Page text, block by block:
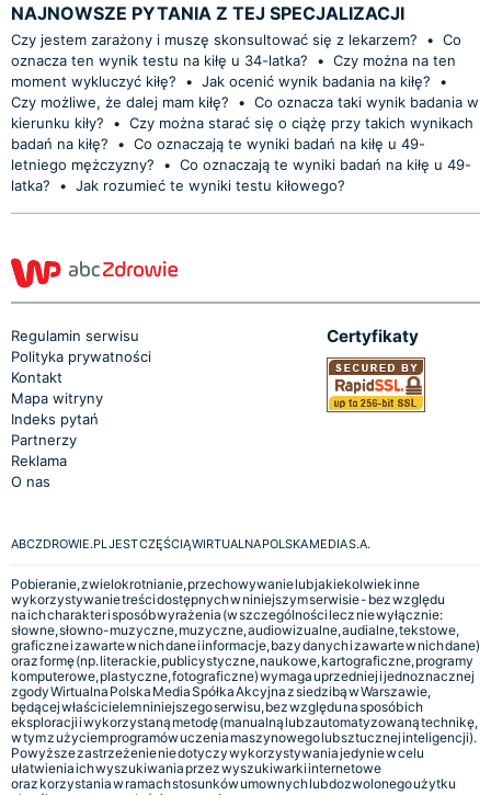
NAJNOWSZE PYTANIA Z TEJ SPECJALIZACJI
Czy jestem zarażony i muszę skonsultować się z lekarzem? • Co
oznacza ten wynik testu na kiłę u 34-latka?
• Czy można na ten
moment wykluczyć kiłę?
• Jak ocenić wynik badania na kiłę?
•
Czy możliwe, że dalej mam kiłę?
• Co oznacza taki wynik badania w
kierunku kiły?
• Czy można starać się o ciążę przy takich wynikach
badań na kiłę?
• Co oznaczają te wyniki badań na kiłę u 49-
letniego mężczyzny?
• Co oznaczają te wyniki badań na kiłę u 49-
latka?
• Jak rozumieć te wyniki testu kiłowego?
Regulamin serwisu
Polityka prywatności
Kontakt
Mapa witryny
Indeks pytań
Partnerzy
Reklama
O nas
Certyfikaty
ABCZDROWIE.PL JEST CZĘŚCIĄ WIRTUALNA POLSKA MEDIA S.A.
Pobieranie, zwielokrotnianie, przechowywanie lub jakiekolwiek inne
wykorzystywanie treści dostępnych w niniejszym serwisie - bez względu
na ich charakter i sposób wyrażenia (w szczególności lecz nie wyłącznie:
słowne, słowno-muzyczne, muzyczne, audiowizualne, audialne, tekstowe,
graficzne i zawarte w nich dane i informacje, bazy danych i zawarte w nich dane)
oraz formę (np. literackie, publicystyczne, naukowe, kartograficzne, programy
komputerowe, plastyczne, fotograficzne) wymaga uprzedniej i jednoznacznej
zgody Wirtualna Polska Media Spółka Akcyjna z siedzibą w Warszawie,
będącej właścicielem niniejszego serwisu, bez względu na sposób ich
eksploracji i wykorzystaną metodę (manualną lub zautomatyzowaną technikę,
w tym z użyciem programów uczenia maszynowego lub sztucznej inteligencji).
Powyższe zastrzeżenie nie dotyczy wykorzystywania jedynie w celu
ułatwienia ich wyszukiwania przez wyszukiwarki internetowe
oraz korzystania w ramach stosunków umownych lub dozwolonego użytku